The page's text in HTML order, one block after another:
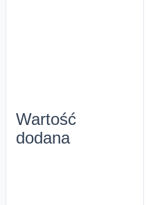
Wartość
dodana